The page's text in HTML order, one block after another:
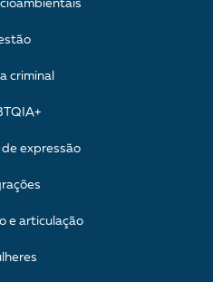
criminal
expressão
e articulação